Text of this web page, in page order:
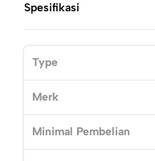
Spesifikasi
Type
Merk
Minimal Pembelian